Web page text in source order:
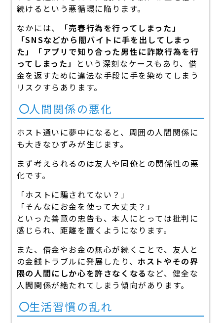
続けるという悪循環に陥ります。
なかには、
「売春行為を行ってしまった」
「SNSなどから闇バイトに手を出してしまっ
た」「アプリで知り合った男性に詐欺行為を行
ってしまった」
という深刻なケースもあり、借
金を返すために違法な手段に手を染めてしまう
リスクすらあります。
人間関係の悪化
ホスト通いに夢中になると、周囲の人間関係に
も大きなひずみが生じます。
まず考えられるのは友人や同僚との関係性の悪
化です。
「ホストに騙されてない？」
「そんなにお金を使って大丈夫？」
といった善意の忠告も、本人にとっては批判に
感じられ、距離を置くようになります。
また、借金やお金の無心が続くことで、友人と
の金銭トラブルに発展したり、 ホストやその界
隈の人間にしか心を許さなくなる など、健全な
人間関係が絶たれてしまう傾向があります。
生活習慣の乱れ